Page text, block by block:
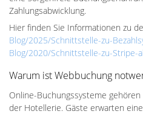
Zahlungsabwicklung.
Hier finden Sie Informationen zu
Blog/2025/Schnittstelle-zu-
Blog/2020/Schnittstelle-zu-Stripe-
Warum ist Webbuchung
Online-Buchungssysteme
der Hotellerie. Gäste erwarten